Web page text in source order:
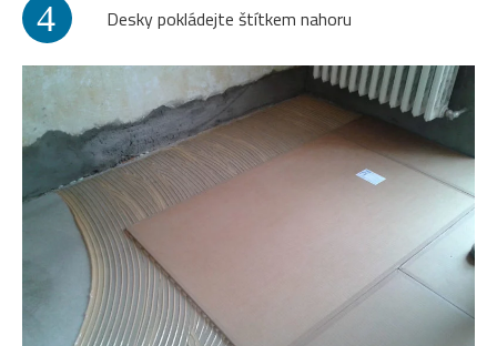
4 Desky pokládejte štítkem nahoru